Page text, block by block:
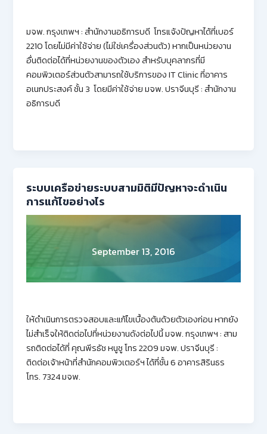
มจพ. กรุงเทพฯ : สำนักงานอธิการบดี โทรแจ้งปัญหาได้ที่เบอร์
2210 โดยไม่มีค่าใช้จ่าย (ไม่ใช่เครื่องส่วนตัว) หากเป็นหน่วยงาน
อื่นติดต่อได้ที่หน่วยงานของตัวเอง สำหรับบุคลากรที่มี
คอมพิวเตอร์ส่วนตัวสามารถใช้บริการของ IT Clinic ที่อาคาร
อเนกประสงค์ ชั้น 3 โดยมีค่าใช้จ่าย มจพ. ปราจีนบุรี : สำนักงาน
อธิการบดี
ระบบเครือข่ายระบบสามมิติมีปัญหาจะดำเนิน
การแก้ไขอย่างไร
September 13, 2016
ให้ดำเนินการตรวจสอบและแก้ไขเบื้องต้นด้วยตัวเองก่อน หากยัง
ไม่สำเร็จให้ติดต่อไปที่หน่วยงานดังต่อไปนี้ มจพ. กรุงเทพฯ : สาม
รถติดต่อได้ที่ คุณพีรธัช หนูชู โทร 2209 มจพ. ปราจีนบุรี :
ติดต่อเจ้าหน้าที่สำนักคอมพิวเตอร์ฯ ได้ที่ชั้น 6 อาคารสิรินธร
โทร. 7324 มจพ.